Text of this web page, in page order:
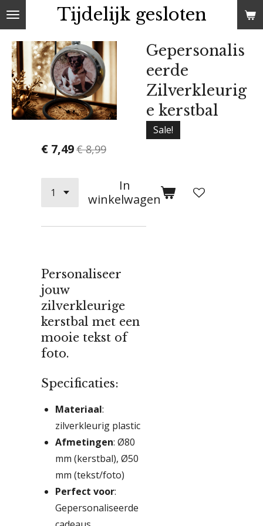
Ga
direct
naar
de
hoofdinhoud
Tijdelijk gesloten
Gepersonalis
eerde
Zilverkleurig
e kerstbal
Sale!
€ 7,49€ 8,99
In
winkelwagen
Personaliseer
jouw
zilverkleurige
kerstbal met een
mooie tekst of
foto.
Specificaties:
Materiaal:
zilverkleurig plastic
Afmetingen: Ø80
mm (kerstbal), Ø50
mm (tekst/foto)
Perfect voor:
Gepersonaliseerde